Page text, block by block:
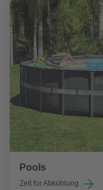
Pools
Zeit für Abkühlung